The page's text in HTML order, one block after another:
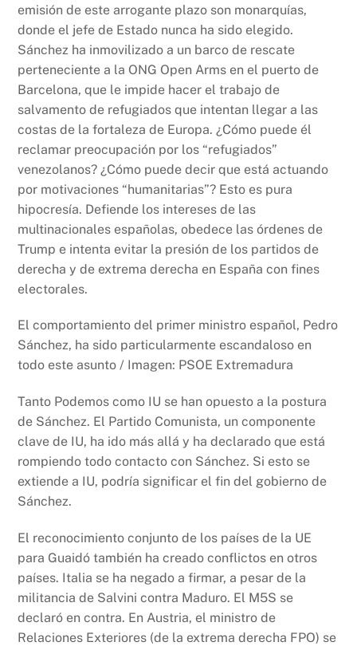
emisión de este arrogante plazo son monarquías,
donde el jefe de Estado nunca ha sido elegido.
Sánchez ha inmovilizado a un barco de rescate
perteneciente a la ONG Open Arms en el puerto de
Barcelona, que le impide hacer el trabajo de
salvamento de refugiados que intentan llegar a las
costas de la fortaleza de Europa. ¿Cómo puede él
reclamar preocupación por los “refugiados”
venezolanos? ¿Cómo puede decir que está actuando
por motivaciones “humanitarias”? Esto es pura
hipocresía. Defiende los intereses de las
multinacionales españolas, obedece las órdenes de
Trump e intenta evitar la presión de los partidos de
derecha y de extrema derecha en España con fines
electorales.
El comportamiento del primer ministro español, Pedro
Sánchez, ha sido particularmente escandaloso en
todo este asunto / Imagen: PSOE Extremadura
Tanto Podemos como IU se han opuesto a la postura
de Sánchez. El Partido Comunista, un componente
clave de IU, ha ido más allá y ha declarado que está
rompiendo todo contacto con Sánchez. Si esto se
extiende a IU, podría significar el fin del gobierno de
Sánchez.
El reconocimiento conjunto de los países de la UE
para Guaidó también ha creado conflictos en otros
países. Italia se ha negado a firmar, a pesar de la
militancia de Salvini contra Maduro. El M5S se
declaró en contra. En Austria, el ministro de
Relaciones Exteriores (de la extrema derecha FPO) se